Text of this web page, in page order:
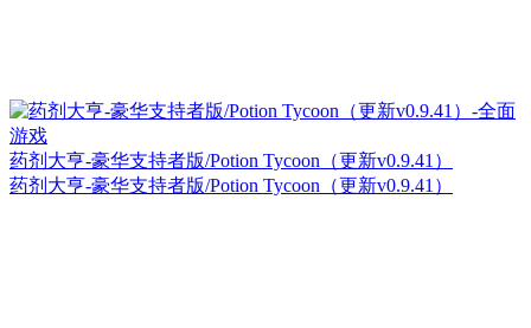
药剂大亨-豪华支持者版/Potion Tycoon（更新v0.9.41）
药剂大亨-豪华支持者版/Potion Tycoon（更新v0.9.41）